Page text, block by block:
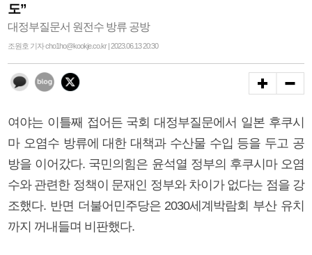
도”
대정부질문서 원전수 방류 공방
조원호 기자 cho1ho@kookje.co.kr | 2023.06.13 20:30
여야는 이틀째 접어든 국회 대정부질문에서 일본 후쿠시
마 오염수 방류에 대한 대책과 수산물 수입 등을 두고 공
방을 이어갔다. 국민의힘은 윤석열 정부의 후쿠시마 오염
수와 관련한 정책이 문재인 정부와 차이가 없다는 점을 강
조했다. 반면 더불어민주당은 2030세계박람회 부산 유치
까지 꺼내들며 비판했다.